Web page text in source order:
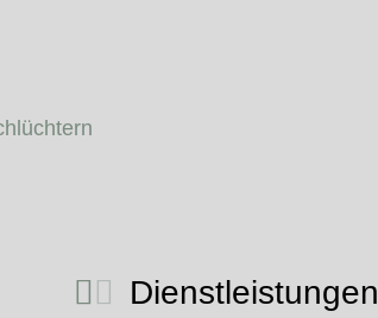
Dienstleistungen